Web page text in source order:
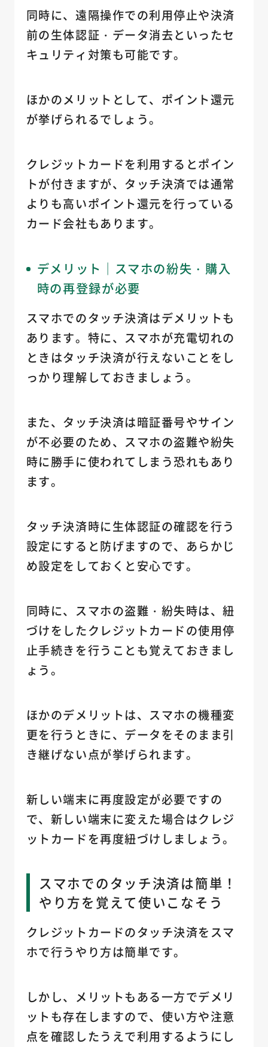
同時に、遠隔操作での利用停止や決済
前の生体認証・データ消去といったセ
キュリティ対策も可能です。
ほかのメリットとして、ポイント還元
が挙げられるでしょう。
クレジットカードを利用するとポイン
トが付きますが、タッチ決済では通常
よりも高いポイント還元を行っている
カード会社もあります。
デメリット｜スマホの紛失・購入
時の再登録が必要
スマホでのタッチ決済はデメリットも
あります。特に、スマホが充電切れの
ときはタッチ決済が行えないことをし
っかり理解しておきましょう。
また、タッチ決済は暗証番号やサイン
が不必要のため、スマホの盗難や紛失
時に勝手に使われてしまう恐れもあり
ます。
タッチ決済時に生体認証の確認を行う
設定にすると防げますので、あらかじ
め設定をしておくと安心です。
同時に、スマホの盗難・紛失時は、紐
づけをしたクレジットカードの使用停
止手続きを行うことも覚えておきまし
ょう。
ほかのデメリットは、スマホの機種変
更を行うときに、データをそのまま引
き継げない点が挙げられます。
新しい端末に再度設定が必要ですの
で、新しい端末に変えた場合はクレジ
ットカードを再度紐づけしましょう。
スマホでのタッチ決済は簡単！
やり方を覚えて使いこなそう
クレジットカードのタッチ決済をスマ
ホで行うやり方は簡単です。
しかし、メリットもある一方でデメリ
ットも存在しますので、使い方や注意
点を確認したうえで利用するようにし